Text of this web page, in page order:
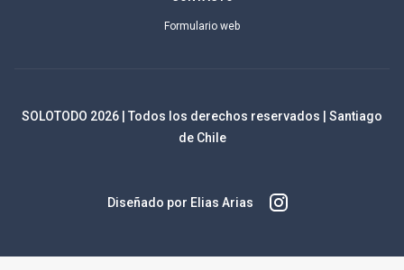
Formulario web
SOLOTODO 2026 | Todos los derechos reservados | Santiago
de Chile
Diseñado por Elias Arias